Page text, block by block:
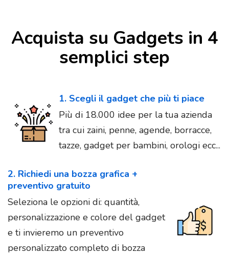
Acquista su Gadgets in 4
semplici step
1. Scegli il gadget che più ti piace
Più di 18.000 idee per la tua azienda
tra cui zaini, penne, agende, borracce,
tazze, gadget per bambini, orologi ecc...
2. Richiedi una bozza grafica +
preventivo gratuito
Seleziona le opzioni di: quantità,
personalizzazione e colore del gadget
e ti invieremo un preventivo
personalizzato completo di bozza